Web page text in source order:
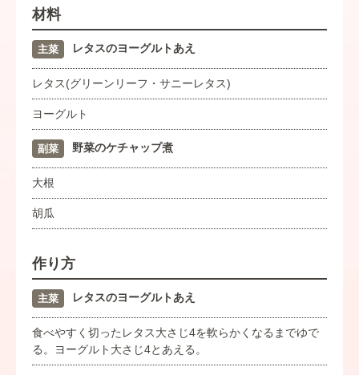
材料
主菜 レタスのヨーグルトあえ
レタス(グリーンリーフ・サニーレタス)
ヨーグルト
副菜 野菜のケチャップ煮
大根
胡瓜
作り方
主菜 レタスのヨーグルトあえ
食べやすく切ったレタス大さじ4を軟らかくなるまでゆで
る。ヨーグルト大さじ4とあえる。